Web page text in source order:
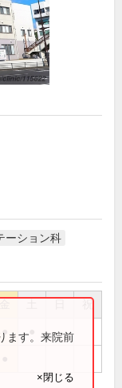
ーション科
祝
●ます。来院前
×閉じる